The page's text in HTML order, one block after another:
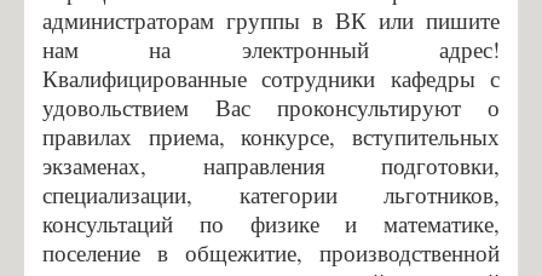
Инжиниринг в КОМПАС-3D и SolidWorks
Гордость кафедры
Наука
Научная работа
Лауреаты грантов
Лауреаты премий
администраторам группы в ВК или пишите
нам на электронный адрес!
Квалифицированные сотрудники кафедры с
удовольствием Вас проконсультируют о
правилах приема, конкурсе, вступительных
экзаменах, направления подготовки,
специализации, категории льготников,
консультаций по физике и математике,
поселение в общежитие, производственной